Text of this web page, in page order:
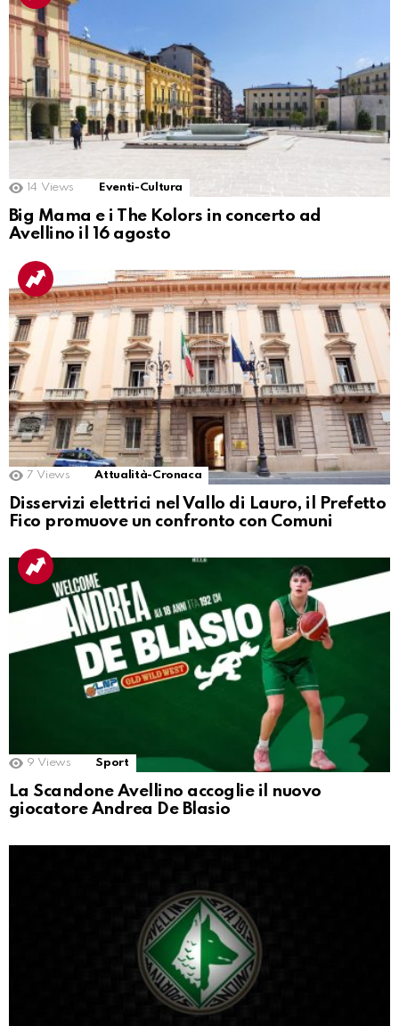
14 Views Eventi-Cultura
Big Mama e i The Kolors in concerto ad
Avellino il 16 agosto
7 Views Attualità-Cronaca
Disservizi elettrici nel Vallo di Lauro, il Prefetto
Fico promuove un confronto con Comuni
9 Views Sport
La Scandone Avellino accoglie il nuovo
giocatore Andrea De Blasio